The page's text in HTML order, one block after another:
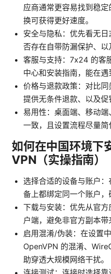
应商通常更容易找到稳
换可获得更好速度。
安全与隐私：优先看无
否存在自带防漏保护、以
客服与支持：7x24 的客
中心和安装指南，能在遇
价格与退款政策：对比
提供无条件退款、以及促
易用性：桌面端、移动
一致，且设置流程尽量简
如何在中国环境下
VPN（实操指南）
选择合适的设备与账户
备上都绑定同一个账户，
下载与安装：优先从官
户端，避免非官方副本带
启用混淆/伪装：在设置
OpenVPN 的混淆、
助穿透大规模网络干扰。